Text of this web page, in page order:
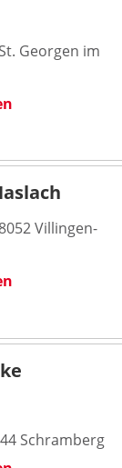
Georgen im
Villingen-
Schramberg